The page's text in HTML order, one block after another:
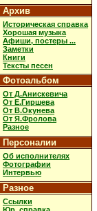
Архив
Историческая справка
Хорошая музыка
Афиши, постеры ...
Заметки
Книги
Тексты песен
Фотоальбом
От Д.Анискевича
От Е.Гиршева
От В.Окунева
От Я.Фролова
Разное
Персоналии
Об исполнителях
Фотографии
Интервью
Разное
Ссылки